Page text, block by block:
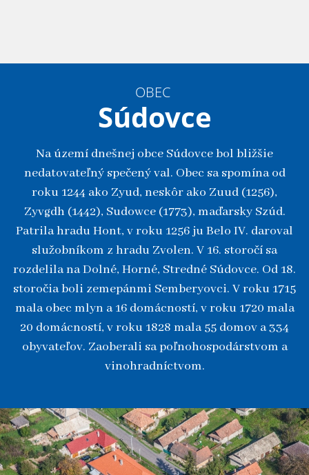
OBEC
Súdovce
Na území dnešnej obce Súdovce bol bližšie
nedatovateľný spečený val. Obec sa spomína od
roku 1244 ako Zyud, neskôr ako Zuud (1256),
Zyvgdh (1442), Sudowce (1773), maďarsky Szúd.
Patrila hradu Hont, v roku 1256 ju Belo IV. daroval
služobníkom z hradu Zvolen. V 16. storočí sa
rozdelila na Dolné, Horné, Stredné Súdovce. Od 18.
storočia boli zemepánmi Semberyovci. V roku 1715
mala obec mlyn a 16 domácností, v roku 1720 mala
20 domácností, v roku 1828 mala 55 domov a 334
obyvateľov. Zaoberali sa poľnohospodárstvom a
vinohradníctvom.